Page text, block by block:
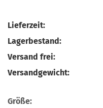
Lieferzeit:
Lagerbestand:
Versand frei:
Versandgewicht:
Größe: